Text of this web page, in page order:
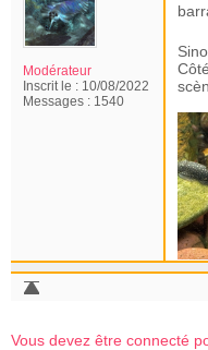
Modérateur
Inscrit le : 10/08/2022
Messages : 1540
Vous devez être connecté